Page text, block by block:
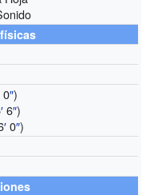
0″)
′6″)
′0″)